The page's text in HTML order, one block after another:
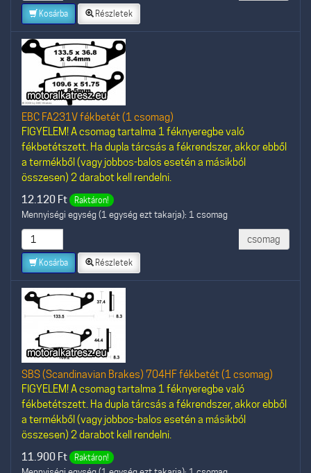
Kosárba Részletek
EBC FA231V fékbetét (1 csomag)
FIGYELEM! A csomag tartalma 1 féknyeregbe való
fékbetétszett. Ha dupla tárcsás a fékrendszer, akkor ebből
a termékből (vagy jobbos-balos esetén a másikból
összesen) 2 darabot kell rendelni.
12.120 Ft Raktáron!
Mennyiségi egység (1 egység ezt takarja): 1 csomag
csomag
Kosárba Részletek
SBS (Scandinavian Brakes) 704HF fékbetét (1 csomag)
FIGYELEM! A csomag tartalma 1 féknyeregbe való
fékbetétszett. Ha dupla tárcsás a fékrendszer, akkor ebből
a termékből (vagy jobbos-balos esetén a másikból
összesen) 2 darabot kell rendelni.
11.900 Ft Raktáron!